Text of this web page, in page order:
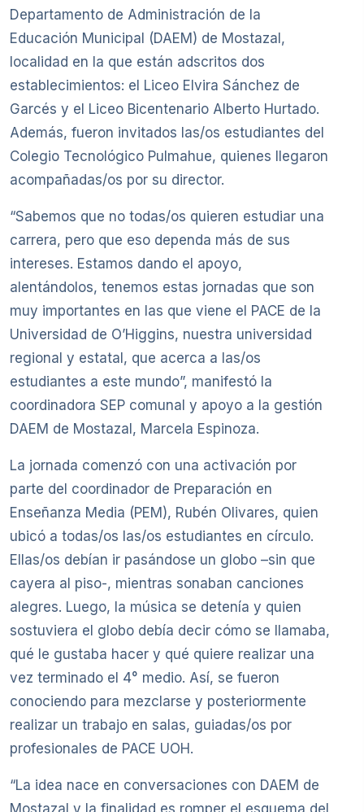
Departamento de Administración de la
Educación Municipal (DAEM) de Mostazal,
localidad en la que están adscritos dos
establecimientos: el Liceo Elvira Sánchez de
Garcés y el Liceo Bicentenario Alberto Hurtado.
Además, fueron invitados las/os estudiantes del
Colegio Tecnológico Pulmahue, quienes llegaron
acompañadas/os por su director.
“Sabemos que no todas/os quieren estudiar una
carrera, pero que eso dependa más de sus
intereses. Estamos dando el apoyo,
alentándolos, tenemos estas jornadas que son
muy importantes en las que viene el PACE de la
Universidad de O’Higgins, nuestra universidad
regional y estatal, que acerca a las/os
estudiantes a este mundo”, manifestó la
coordinadora SEP comunal y apoyo a la gestión
DAEM de Mostazal, Marcela Espinoza.
La jornada comenzó con una activación por
parte del coordinador de Preparación en
Enseñanza Media (PEM), Rubén Olivares, quien
ubicó a todas/os las/os estudiantes en círculo.
Ellas/os debían ir pasándose un globo –sin que
cayera al piso-, mientras sonaban canciones
alegres. Luego, la música se detenía y quien
sostuviera el globo debía decir cómo se llamaba,
qué le gustaba hacer y qué quiere realizar una
vez terminado el 4° medio. Así, se fueron
conociendo para mezclarse y posteriormente
realizar un trabajo en salas, guiadas/os por
profesionales de PACE UOH.
“La idea nace en conversaciones con DAEM de
Mostazal y la finalidad es romper el esquema del